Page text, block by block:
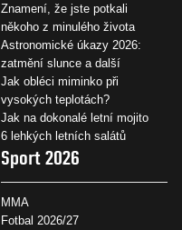
Znamení, že jste potkali
někoho z minulého života
Astronomické úkazy 2026:
zatmění slunce a další
Jak obléci miminko při
vysokých teplotách?
Jak na dokonalé letní mojito
6 lehkých letních salátů
Sport 2026
MMA
Fotbal 2026/27